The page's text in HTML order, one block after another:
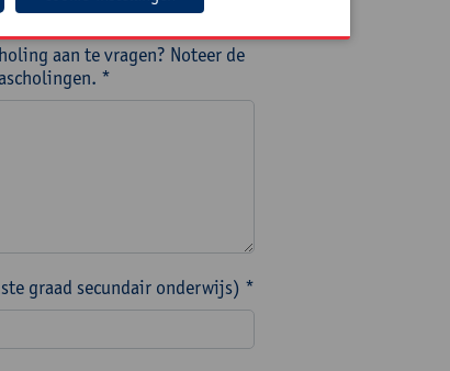
aan te vragen? Noteer de
*
graad secundair onderwijs) *